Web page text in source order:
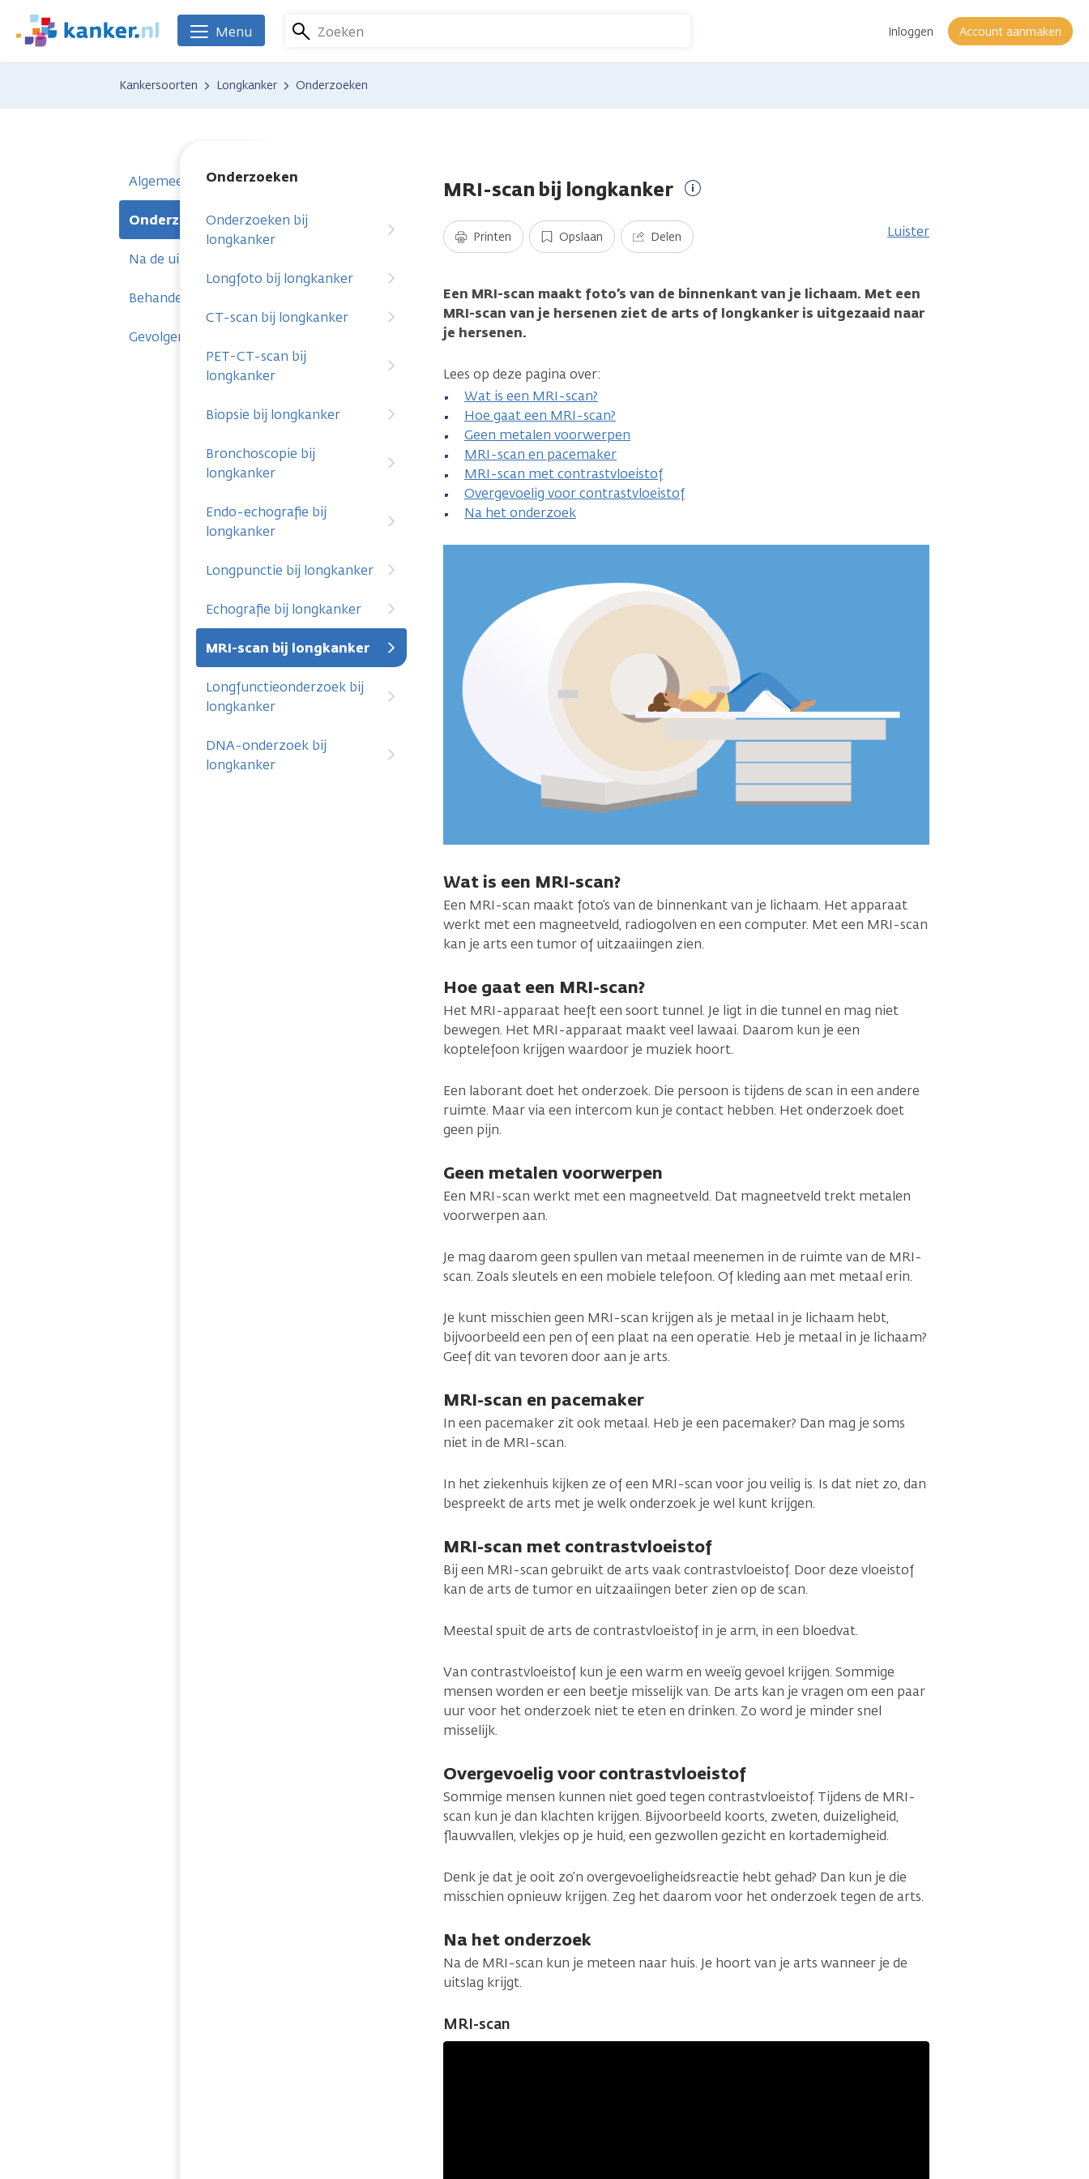
naar
We
zijn
Zoeken Inloggen Account aanmaken
Menu
Kankersoorten Longkanker Onderzoeken
Algemeen
Onderzoeken
Onderzoeken
Onderzoeken bij
longkanker
Longfoto bij longkanker
CT-scan bij longkanker
PET-CT-scan bij
longkanker
Biopsie bij longkanker
Bronchoscopie bij
longkanker
Endo-echografie bij
longkanker
Longpunctie bij longkanker
Echografie bij longkanker
MRI-scan bij longkanker
Longfunctieonderzoek bij
longkanker
DNA-onderzoek bij
longkanker
Na de uitslag
Behandelingen
Gevolgen
MRI-scan bij longkanker
Printen Opslaan Delen Luister
Een MRI-scan maakt foto’s van de binnenkant van je lichaam. Met een
MRI-scan van je hersenen ziet de arts of longkanker is uitgezaaid naar
je hersenen.
Lees op deze pagina over:
Wat is een MRI-scan?
Hoe gaat een MRI-scan?
Geen metalen voorwerpen
MRI-scan en pacemaker
MRI-scan met contrastvloeistof
Overgevoelig voor contrastvloeistof
Na het onderzoek
Wat is een MRI-scan?
Een MRI-scan maakt foto’s van de binnenkant van je lichaam. Het apparaat
werkt met een magneetveld, radiogolven en een computer. Met een MRI-scan
kan je arts een tumor of uitzaaiingen zien.
Hoe gaat een MRI-scan?
Het MRI-apparaat heeft een soort tunnel. Je ligt in die tunnel en mag niet
bewegen. Het MRI-apparaat maakt veel lawaai. Daarom kun je een
koptelefoon krijgen waardoor je muziek hoort.
Een laborant doet het onderzoek. Die persoon is tijdens de scan in een andere
ruimte. Maar via een intercom kun je contact hebben. Het onderzoek doet
geen pijn.
Geen metalen voorwerpen
Een MRI-scan werkt met een magneetveld. Dat magneetveld trekt metalen
voorwerpen aan.
Je mag daarom geen spullen van metaal meenemen in de ruimte van de MRI-
scan. Zoals sleutels en een mobiele telefoon. Of kleding aan met metaal erin.
Je kunt misschien geen MRI-scan krijgen als je metaal in je lichaam hebt,
bijvoorbeeld een pen of een plaat na een operatie. Heb je metaal in je lichaam?
Geef dit van tevoren door aan je arts.
MRI-scan en pacemaker
In een pacemaker zit ook metaal. Heb je een pacemaker? Dan mag je soms
niet in de MRI-scan.
In het ziekenhuis kijken ze of een MRI-scan voor jou veilig is. Is dat niet zo, dan
bespreekt de arts met je welk onderzoek je wel kunt krijgen.
MRI-scan met contrastvloeistof
Bij een MRI-scan gebruikt de arts vaak contrastvloeistof. Door deze vloeistof
kan de arts de tumor en uitzaaiingen beter zien op de scan.
Meestal spuit de arts de contrastvloeistof in je arm, in een bloedvat.
Van contrastvloeistof kun je een warm en weeïg gevoel krijgen. Sommige
mensen worden er een beetje misselijk van. De arts kan je vragen om een paar
uur voor het onderzoek niet te eten en drinken. Zo word je minder snel
misselijk.
Overgevoelig voor contrastvloeistof
Sommige mensen kunnen niet goed tegen contrastvloeistof. Tijdens de MRI-
scan kun je dan klachten krijgen. Bijvoorbeeld koorts, zweten, duizeligheid,
flauwvallen, vlekjes op je huid, een gezwollen gezicht en kortademigheid.
Denk je dat je ooit zo’n overgevoeligheidsreactie hebt gehad? Dan kun je die
misschien opnieuw krijgen. Zeg het daarom voor het onderzoek tegen de arts.
Na het onderzoek
Na de MRI-scan kun je meteen naar huis. Je hoort van je arts wanneer je de
uitslag krijgt.
MRI-scan